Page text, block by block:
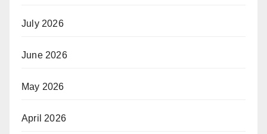
July 2026
June 2026
May 2026
April 2026